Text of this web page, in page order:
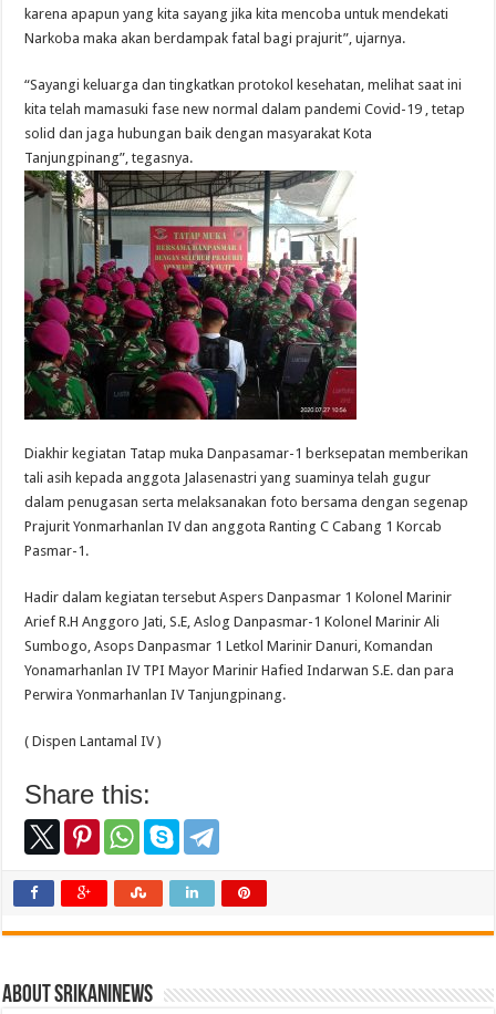
karena apapun yang kita sayang jika kita mencoba untuk mendekati
Narkoba maka akan berdampak fatal bagi prajurit”, ujarnya.
“Sayangi keluarga dan tingkatkan protokol kesehatan, melihat saat ini
kita telah mamasuki fase new normal dalam pandemi Covid-19 , tetap
solid dan jaga hubungan baik dengan masyarakat Kota
Tanjungpinang”, tegasnya.
Diakhir kegiatan Tatap muka Danpasamar-1 berksepatan memberikan
tali asih kepada anggota Jalasenastri yang suaminya telah gugur
dalam penugasan serta melaksanakan foto bersama dengan segenap
Prajurit Yonmarhanlan IV dan anggota Ranting C Cabang 1 Korcab
Pasmar-1.
Hadir dalam kegiatan tersebut Aspers Danpasmar 1 Kolonel Marinir
Arief R.H Anggoro Jati, S.E, Aslog Danpasmar-1 Kolonel Marinir Ali
Sumbogo, Asops Danpasmar 1 Letkol Marinir Danuri, Komandan
Yonamarhanlan IV TPI Mayor Marinir Hafied Indarwan S.E. dan para
Perwira Yonmarhanlan IV Tanjungpinang.
( Dispen Lantamal IV )
Share this:
About srikaninews